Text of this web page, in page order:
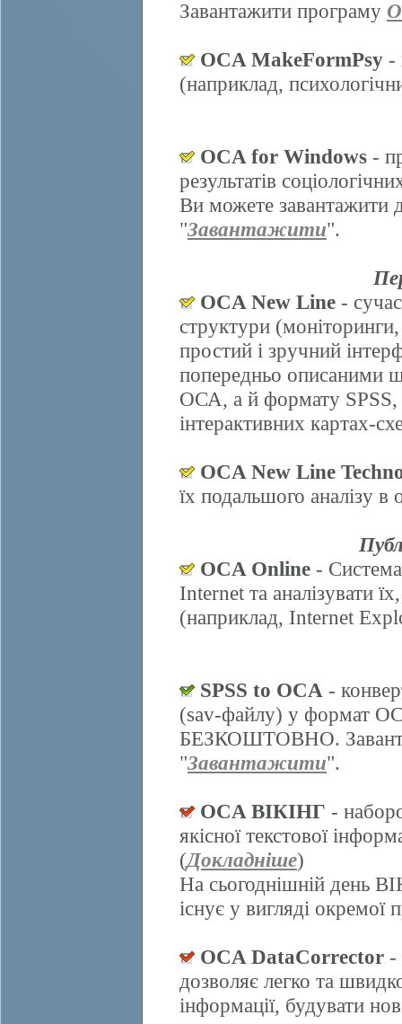
Завантажити програму
OCA MakeFormPsy -
(наприклад,
OCA for Windows -
результатів
Ви можете завантажити
"Завантажити".
OCA New Line -
структури
простий і зручний
попередньо описаними
ОСА, а й формату SPSS,
інтерактивних картах-
OCA New Line
їх подальшого аналізу
OCA Online -
Internet та аналізувати
(наприклад, Internet
SPSS to OCA -
(sav-файлу) у формат
БЕЗКОШТОВНО.
"Завантажити".
OCA ВІКІНГ -
якісної текстової
(Докладніше)
На сьогоднішній день
існує у вигляді окремої
OCA DataCorrector -
дозволяє легко та
інформації, будувати